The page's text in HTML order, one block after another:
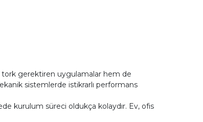
tork gerektiren uygulamalar hem de
sistemlerde istikrarlı performans
kurulum süreci oldukça kolaydır. Ev, ofis